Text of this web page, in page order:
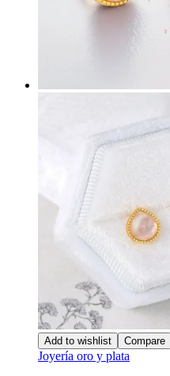
Add to wishlist Compare
Joyería oro y plata